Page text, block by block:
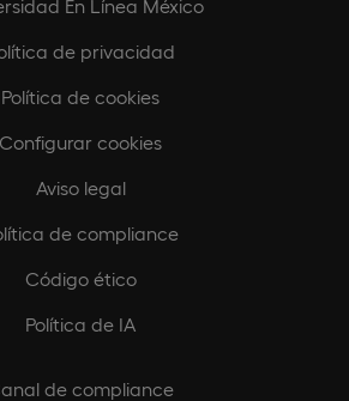
En Línea México
de privacidad
Política de cookies
Configurar cookies
Aviso legal
de compliance
Código ético
Política de IA
de compliance